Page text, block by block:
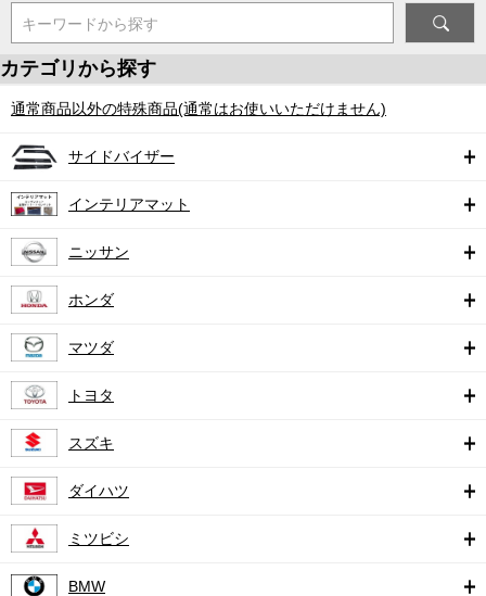
キーワードから探す
カテゴリから探す
通常商品以外の特殊商品(通常はお使いいただけません)
サイドバイザー
インテリアマット
ニッサン
ホンダ
マツダ
トヨタ
スズキ
ダイハツ
ミツビシ
BMW